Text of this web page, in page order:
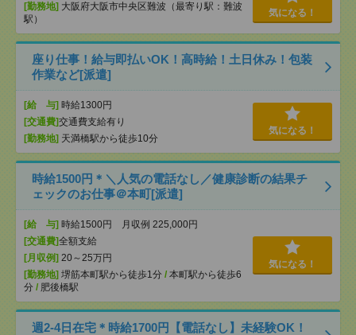
[勤務地] 大阪府大阪市中央区難波（最寄り駅：難波
駅）
気になる！
座り仕事！給与即払いOK！高時給！土日休み！包装
作業など[派遣]
[給 与] 時給1300円
[交通費]交通費支給有り
[勤務地] 天満橋駅から徒歩10分
気になる！
時給1500円＊＼人気の電話なし／健康診断の結果チ
ェックのお仕事＠本町[派遣]
[給 与] 時給1500円 月収例 225,000円
[交通費]全額支給
[月収例] 20～25万円
[勤務地] 堺筋本町駅から徒歩1分 / 本町駅から徒歩6
分 / 肥後橋駅
気になる！
週2-4日在宅＊時給1700円【電話なし】未経験OK！